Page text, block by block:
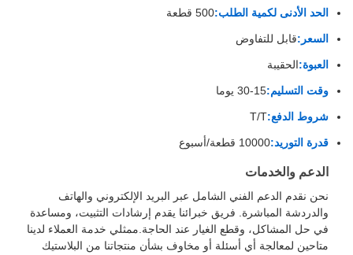
الحد الأدنى لكمية الطلب:500 قطعة
السعر: قابل للتفاوض
العبوة:الحقيبة
وقت التسليم:15-30 يوما
شروط الدفع:T/T
قدرة التوريد:10000 قطعة/أسبوع
الدعم والخدمات
نحن نقدم الدعم الفني الشامل عبر البريد الإلكتروني والهاتف
والدردشة المباشرة. فريق خبرائنا يقدم إرشادات التثبيت، ومساعدة
في حل المشاكل، وقطع الغيار عند الحاجة.ممثلي خدمة العملاء لدينا
متاحين لمعالجة أي أسئلة أو مخاوف بشأن منتجاتنا من البلاستيك